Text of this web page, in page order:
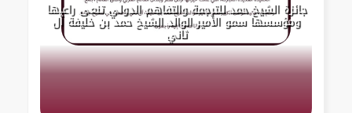
جائزة الشيخ حمد للترجمة والتفاهم الدولي تنعى راعيها
ومؤسسها سمو الأمير الوالد الشيخ حمد بن خليفة آل
ثاني